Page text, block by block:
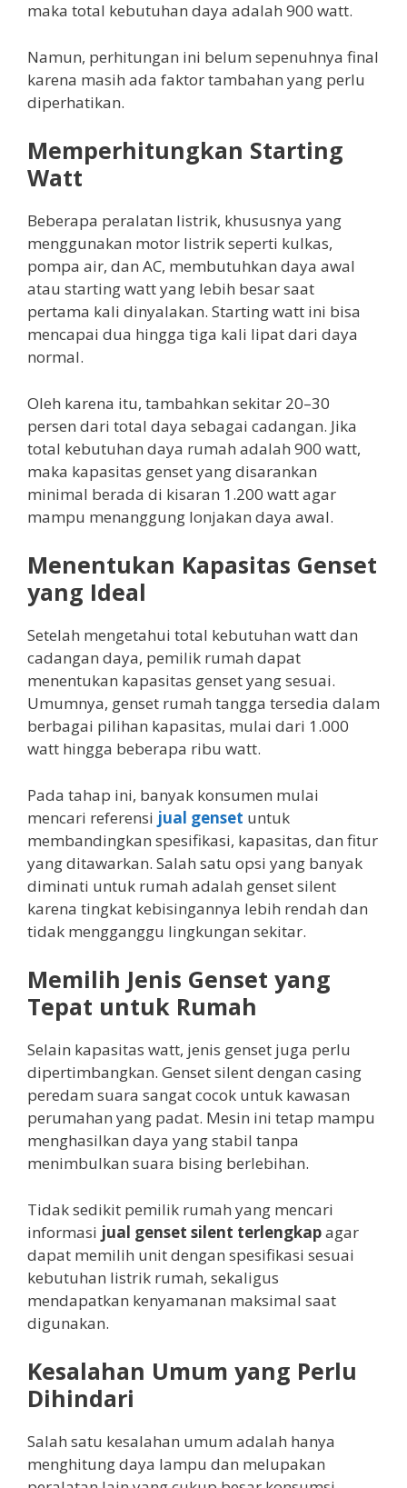
maka total kebutuhan daya adalah 900 watt.
Namun, perhitungan ini belum sepenuhnya final
karena masih ada faktor tambahan yang perlu
diperhatikan.
Memperhitungkan Starting
Watt
Beberapa peralatan listrik, khususnya yang
menggunakan motor listrik seperti kulkas,
pompa air, dan AC, membutuhkan daya awal
atau starting watt yang lebih besar saat
pertama kali dinyalakan. Starting watt ini bisa
mencapai dua hingga tiga kali lipat dari daya
normal.
Oleh karena itu, tambahkan sekitar 20–30
persen dari total daya sebagai cadangan. Jika
total kebutuhan daya rumah adalah 900 watt,
maka kapasitas genset yang disarankan
minimal berada di kisaran 1.200 watt agar
mampu menanggung lonjakan daya awal.
Menentukan Kapasitas Genset
yang Ideal
Setelah mengetahui total kebutuhan watt dan
cadangan daya, pemilik rumah dapat
menentukan kapasitas genset yang sesuai.
Umumnya, genset rumah tangga tersedia dalam
berbagai pilihan kapasitas, mulai dari 1.000
watt hingga beberapa ribu watt.
Pada tahap ini, banyak konsumen mulai
mencari referensi jual genset untuk
membandingkan spesifikasi, kapasitas, dan fitur
yang ditawarkan. Salah satu opsi yang banyak
diminati untuk rumah adalah genset silent
karena tingkat kebisingannya lebih rendah dan
tidak mengganggu lingkungan sekitar.
Memilih Jenis Genset yang
Tepat untuk Rumah
Selain kapasitas watt, jenis genset juga perlu
dipertimbangkan. Genset silent dengan casing
peredam suara sangat cocok untuk kawasan
perumahan yang padat. Mesin ini tetap mampu
menghasilkan daya yang stabil tanpa
menimbulkan suara bising berlebihan.
Tidak sedikit pemilik rumah yang mencari
informasi jual genset silent terlengkapagar
dapat memilih unit dengan spesifikasi sesuai
kebutuhan listrik rumah, sekaligus
mendapatkan kenyamanan maksimal saat
digunakan.
Kesalahan Umum yang Perlu
Dihindari
Salah satu kesalahan umum adalah hanya
menghitung daya lampu dan melupakan